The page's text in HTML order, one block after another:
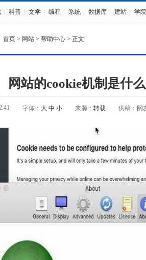
科普 文学 编程 系统 数据库 建站 学院
首页 > 网站 > 帮助中心 > 正文
网站的cookie机制是什
字体： 大 中 小 来源： 转载 供稿：网